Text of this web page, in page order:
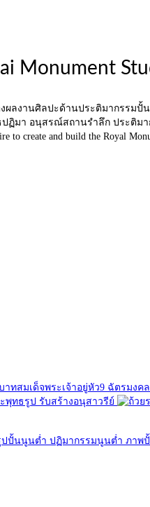
Monument
งผลงานศิลปะด้านประติมากรร
มา อนุสรณ์สถานรำลึก ประติมา
to create and build the Royal